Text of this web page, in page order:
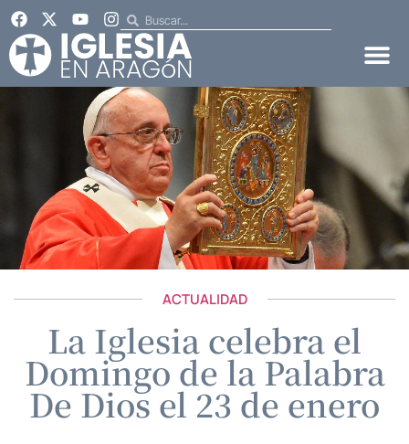
ACTUALIDAD
La Iglesia celebra el
Domingo de la Palabra
De Dios el 23 de enero